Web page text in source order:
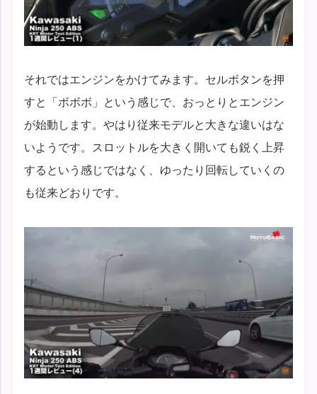
それではエンジンをかけてみます。セルボタンを押
すと「ボボボ」という感じで、おっとりとエンジン
が始動します。やはり従来モデルと大きな違いはな
いようです。スロットルを大きく開いても鋭く上昇
するという感じではなく、ゆったり回転していくの
も従来どおりです。